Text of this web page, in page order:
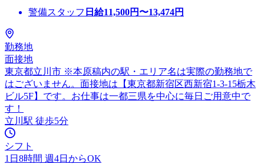
警備スタッフ 日給11,500円〜13,474円
勤務地
面接地
東京都立川市 ※本原稿内の駅・エリア名は実際の勤務地で
はございません。面接地は【東京都新宿区西新宿1-3-15栃木
ビル5F】です。お仕事は一都三県を中心に毎日ご用意中で
す！
立川駅 徒歩5分
シフト
1日8時間 週4日からOK